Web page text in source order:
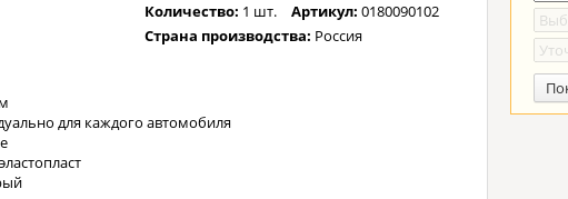
Количество: 1 шт. Артикул:0180090102
Страна производства: Россия
для каждого автомобиля